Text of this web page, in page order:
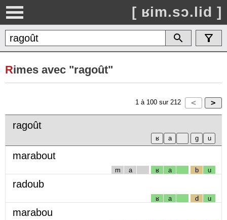
[ ʁim.sɔ.lid ]
Rimes avec "ragoût"
1 à 100 sur 212
ragoût
marabout
m a ʁ a b u
radoub
ʁ a d u
marabou